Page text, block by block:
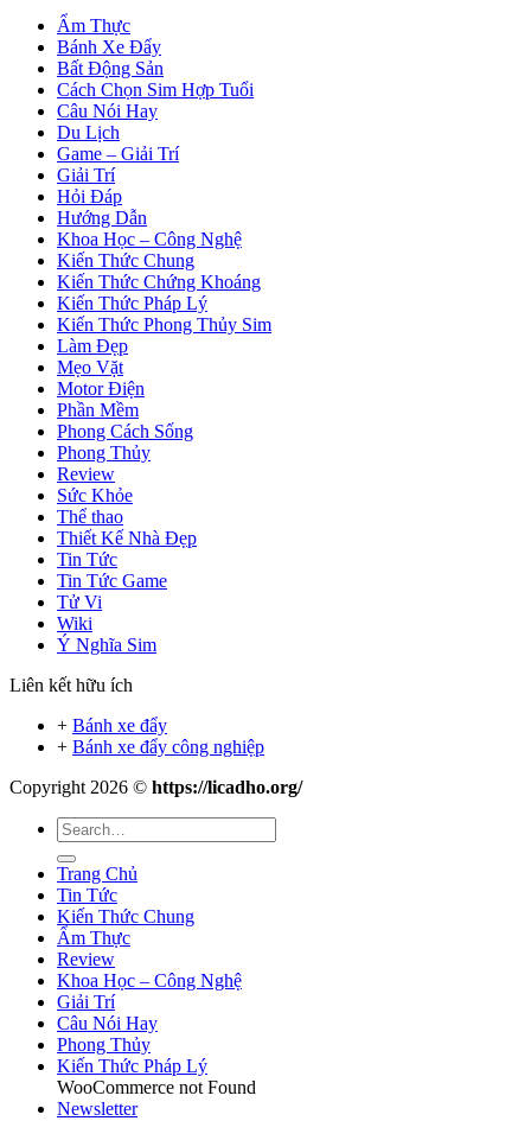
Ẩm Thực
Bánh Xe Đẩy
Bất Động Sản
Cách Chọn Sim Hợp Tuổi
Câu Nói Hay
Du Lịch
Game – Giải Trí
Giải Trí
Hỏi Đáp
Hướng Dẫn
Khoa Học – Công Nghệ
Kiến Thức Chung
Kiến Thức Chứng Khoáng
Kiến Thức Pháp Lý
Kiến Thức Phong Thủy Sim
Làm Đẹp
Mẹo Vặt
Motor Điện
Phần Mềm
Phong Cách Sống
Phong Thủy
Review
Sức Khỏe
Thể thao
Thiết Kế Nhà Đẹp
Tin Tức
Tin Tức Game
Tử Vi
Wiki
Ý Nghĩa Sim
Liên kết hữu ích
+ Bánh xe đẩy
+ Bánh xe đẩy công nghiệp
Copyright 2026 © https://licadho.org/
Trang Chủ
Tin Tức
Kiến Thức Chung
Ẩm Thực
Review
Khoa Học – Công Nghệ
Giải Trí
Câu Nói Hay
Phong Thủy
Kiến Thức Pháp Lý
WooCommerce not Found
Newsletter